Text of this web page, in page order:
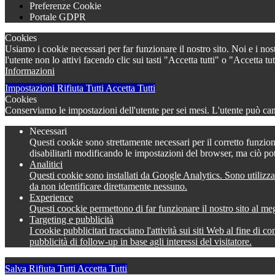
Preferenze Cookie
Portale GDPR
Cookies
Usiamo i cookie necessari per far funzionare il nostro sito. Noi e i
l'utente non lo attivi facendo clic sui tasti "Accetta tutti" o "Accetta
Informazioni
Impostazioni Rifiuta TuttiAccetta Tutti
Cookies
Conserviamo le impostazioni dell'utente per sei mesi. L'utente può
Necessari
Questi cookie sono strettamente necessari per il corretto
disabilitarli modificando le impostazioni del browser, ma ciò
Analitici
Questi cookie sono installati da Google Analytics. Sono
da non identificare direttamente nessuno.
Experience
Questi coockie permettono di far funzionare il nostro sito al
Targeting e pubblicità
I cookie pubblicitari tracciano l'attività sui siti Web al fine di
pubblicità di follow-up in base agli interessi del visitatore.
Salva Rifiuta TuttiAccetta Tutti